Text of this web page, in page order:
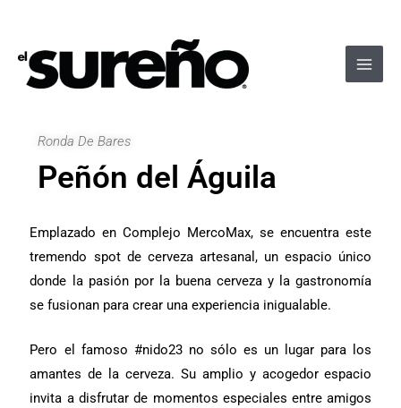
contenido
Ronda De Bares
Peñón del Águila
Emplazado en Complejo MercoMax, se encuentra este
tremendo spot de cerveza artesanal, un espacio único
donde la pasión por la buena cerveza y la gastronomía
se fusionan para crear una experiencia inigualable.
Pero el famoso #nido23 no sólo es un lugar para los
amantes de la cerveza. Su amplio y acogedor espacio
invita a disfrutar de momentos especiales entre amigos
entradas